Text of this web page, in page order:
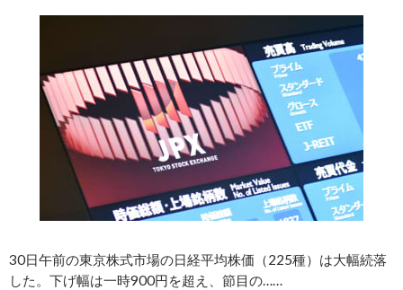
30日午前の東京株式市場の日経平均株価（225種）は大幅続落
した。下げ幅は一時900円を超え、節目の……